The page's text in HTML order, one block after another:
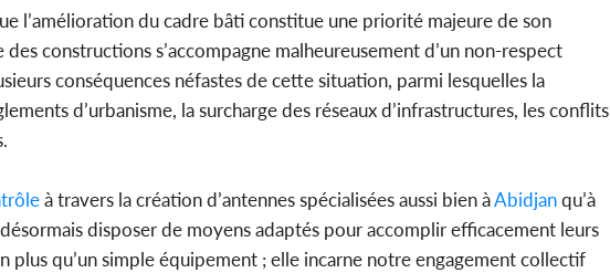
l’amélioration du cadre bâti constitue une priorité majeure de son
constructions s’accompagne malheureusement d’un non-respect
conséquences néfastes de cette situation, parmi lesquelles la
d’urbanisme, la surcharge des réseaux d’infrastructures, les conflits
à travers la création d’antennes spécialisées aussi bien àAbidjanqu’à
disposer de moyens adaptés pour accomplir efficacement leurs
plus qu’un simple équipement ; elle incarne notre engagement collectif